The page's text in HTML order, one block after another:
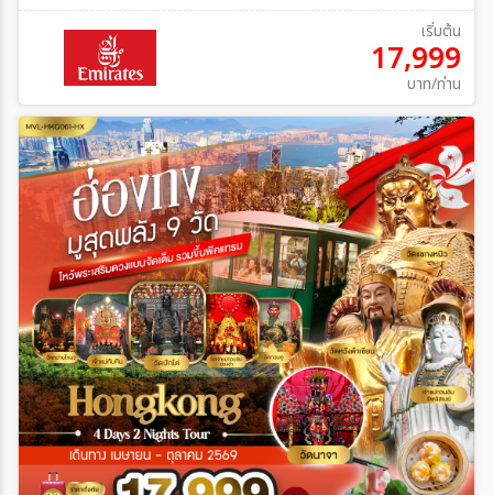
เริ่มต้น
17,999
บาท/ท่าน